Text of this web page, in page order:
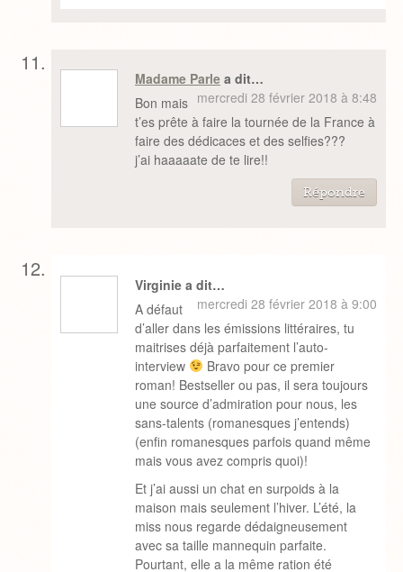
Madame Parlea dit…
mercredi 28 février 2018 à 8:48
Bon mais
t’es prête à faire la tournée de la France à
faire des dédicaces et des selfies???
j’ai haaaaate de te lire!!
Répondre
Virginie a dit…
mercredi 28 février 2018 à 9:00
A défaut
d’aller dans les émissions littéraires, tu
maitrises déjà parfaitement l’auto-
interview
Bravo pour ce premier
roman! Bestseller ou pas, il sera toujours
une source d’admiration pour nous, les
sans-talents (romanesques j’entends)
(enfin romanesques parfois quand même
mais vous avez compris quoi)!
Et j’ai aussi un chat en surpoids à la
maison mais seulement l’hiver. L’été, la
miss nous regarde dédaigneusement
avec sa taille mannequin parfaite.
Pourtant, elle a la même ration été